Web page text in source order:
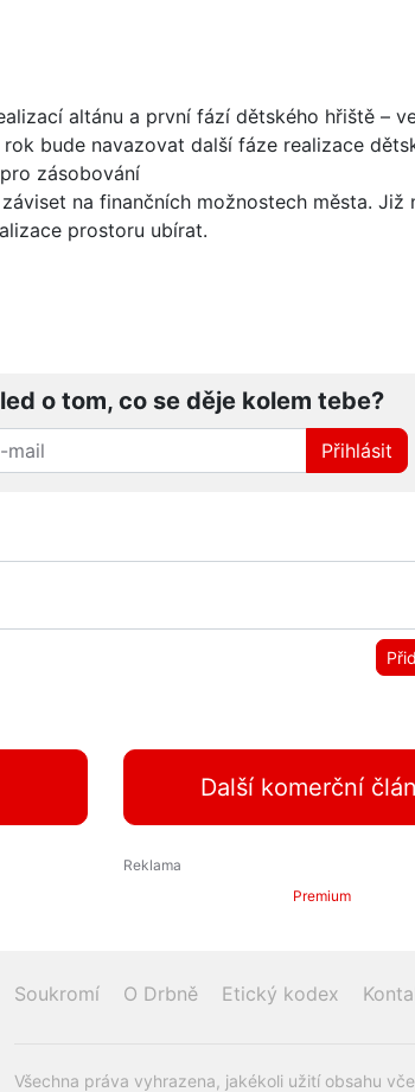
altánu a první fází dětského hřiště –
bude navazovat další fáze realizace
zásobování
na finančních možnostech města. Již
prostoru ubírat.
o tom, co se děje kolem tebe?
Přihlásit
Další komerční
Premium
Soukromí O Drbně Etický kodex
Všechna práva vyhrazena, jakékoli užití obsahu